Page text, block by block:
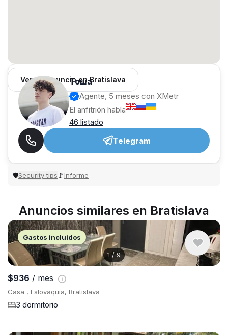
Ver 64 anuncio en Bratislava
Тоша
Agente, 5 meses con XMetr
El anfitrión habla
46 listado
Telegram
🛡Security tips 🚩Informe
Anuncios similares en Bratislava
1 /9
Gastos incluidos
$936 / mes
Casa , Eslovaquia, Bratislava
3 dormitorio